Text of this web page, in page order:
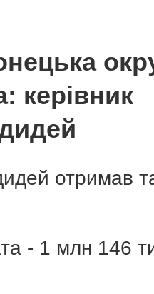
керівник
отримав
- 1 млн 146